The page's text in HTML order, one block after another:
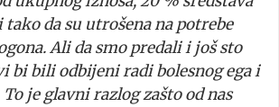
da su utrošena na potrebe
Ali da smo predali i još sto
bi bili odbijeni radi bolesnog ega i
je glavni razlog zašto od nas